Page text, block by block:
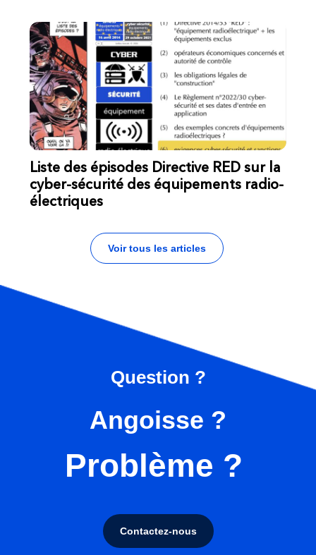
Liste des épisodes Directive RED sur la
cyber-sécurité des équipements radio-
électriques
Voir tous les articles
Question ?
Angoisse ?
Problème ?
Contactez-nous